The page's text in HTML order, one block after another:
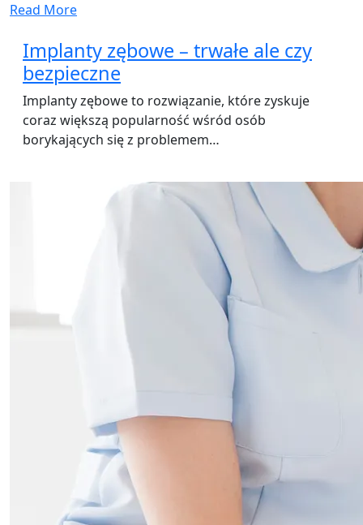
Read More
Implanty zębowe – trwałe ale czy
bezpieczne
Implanty zębowe to rozwiązanie, które zyskuje
coraz większą popularność wśród osób
borykających się z problemem…